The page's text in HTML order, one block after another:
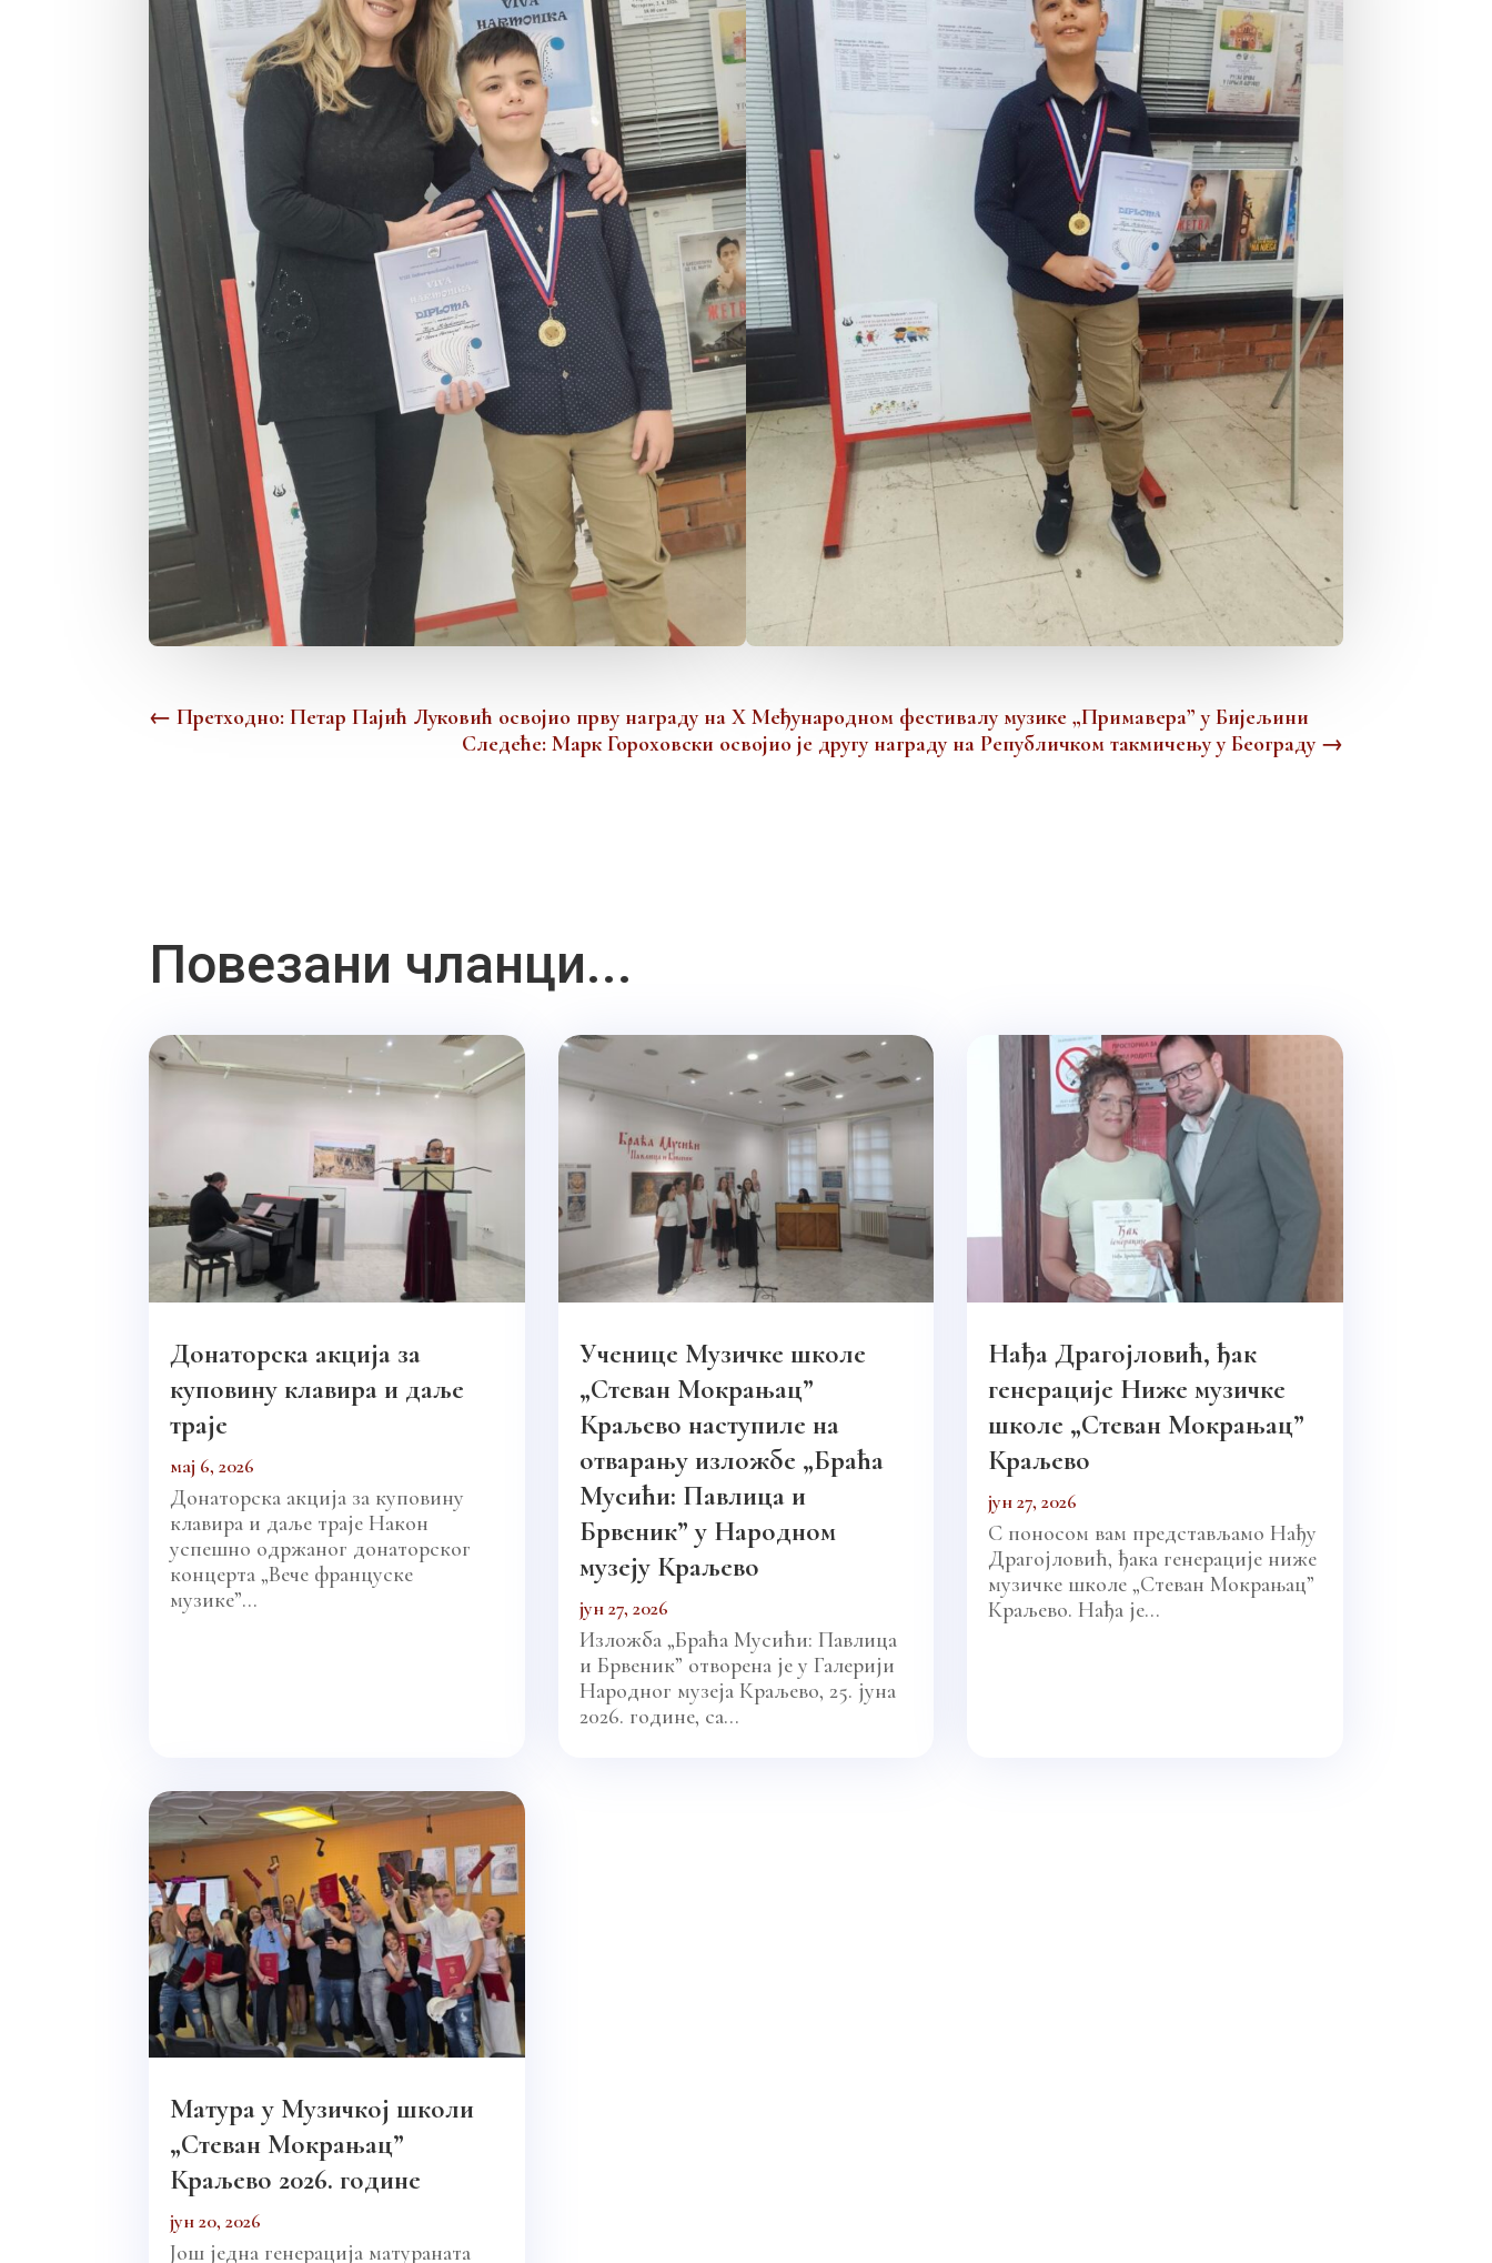
←Претходно: Петар Пајић Луковић освојио прву награду на X Међународном фестивалу музике „Примавера” у Бијељини
Следеће: Марк Гороховски освојио је другу награду на Републичком такмичењу у Београду→
Повезани чланци...
Донаторска акција за
куповину клавира и даље
траје
мај 6, 2026
Донаторска акција за куповину
клавира и даље траје Након
успешно одржаног донаторског
концерта „Вече француске
музике”...
Ученице Музичке школе
„Стеван Мокрањац”
Краљево наступиле на
отварању изложбе „Браћа
Мусићи: Павлица и
Брвеник” у Народном
музеју Краљево
јун 27, 2026
Изложба „Браћа Мусићи: Павлица
и Брвеник” отворена је у Галерији
Народног музеја Краљево, 25. јуна
2026. године, са...
Нађа Драгојловић, ђак
генерације Ниже музичке
школе „Стеван Мокрањац”
Краљево
јун 27, 2026
С поносом вам представљамо Нађу
Драгојловић, ђака генерације ниже
музичке школе „Стеван Мокрањац”
Краљево. Нађа је...
Матура у Музичкој школи
„Стеван Мокрањац”
Краљево 2026. године
јун 20, 2026
Још једна генерација матураната